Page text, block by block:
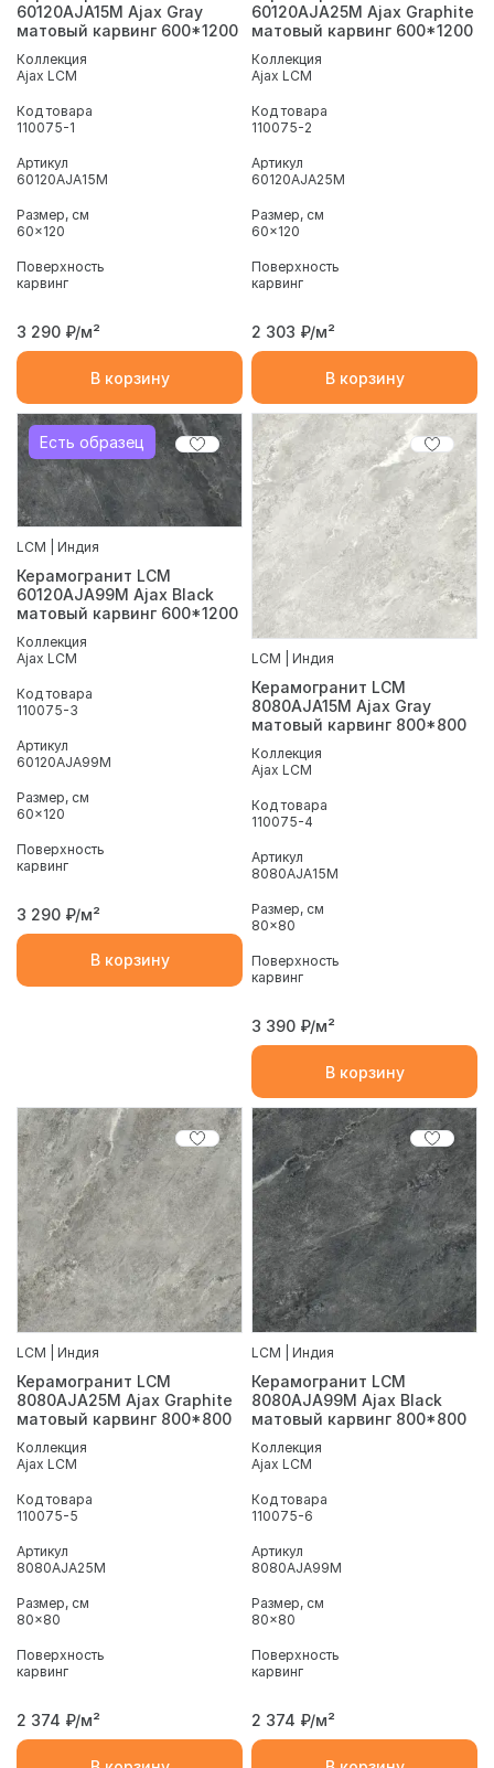
60120AJA15M Ajax Gray
матовый карвинг 600*1200
Коллекция
Ajax LCM
Код товара
110075-1
Артикул
60120AJA15M
Размер, см
60x120
Поверхность
карвинг
3 290 ₽/м²
В корзину
60120AJA25M Ajax Graphite
матовый карвинг 600*1200
Коллекция
Ajax LCM
Код товара
110075-2
Артикул
60120AJA25M
Размер, см
60x120
Поверхность
карвинг
2 303 ₽/м²
В корзину
Есть образец
LCM | Индия
Керамогранит LCM
60120AJA99M Ajax Black
матовый карвинг 600*1200
Коллекция
Ajax LCM
Код товара
110075-3
Артикул
60120AJA99M
Размер, см
60x120
Поверхность
карвинг
3 290 ₽/м²
В корзину
LCM | Индия
Керамогранит LCM
8080AJA15M Ajax Gray
матовый карвинг 800*800
Коллекция
Ajax LCM
Код товара
110075-4
Артикул
8080AJA15M
Размер, см
80x80
Поверхность
карвинг
3 390 ₽/м²
В корзину
LCM | Индия
Керамогранит LCM
8080AJA25M Ajax Graphite
матовый карвинг 800*800
Коллекция
Ajax LCM
Код товара
110075-5
Артикул
8080AJA25M
Размер, см
80x80
Поверхность
карвинг
2 374 ₽/м²
LCM | Индия
Керамогранит LCM
8080AJA99M Ajax Black
матовый карвинг 800*800
Коллекция
Ajax LCM
Код товара
110075-6
Артикул
8080AJA99M
Размер, см
80x80
Поверхность
карвинг
2 374 ₽/м²